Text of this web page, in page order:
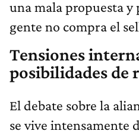
una mala propuesta y
gente no compra el
Tensiones
posibilidades de
El debate sobre la
se vive intensamente